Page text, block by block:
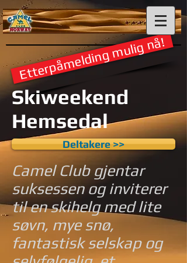
Etterpåmelding mulig nå!
Skiweekend
Hemsedal
Deltakere >>
Camel Club gjentar
suksessen og inviterer
til en skihelg med lite
søvn, mye snø,
fantastisk selskap og